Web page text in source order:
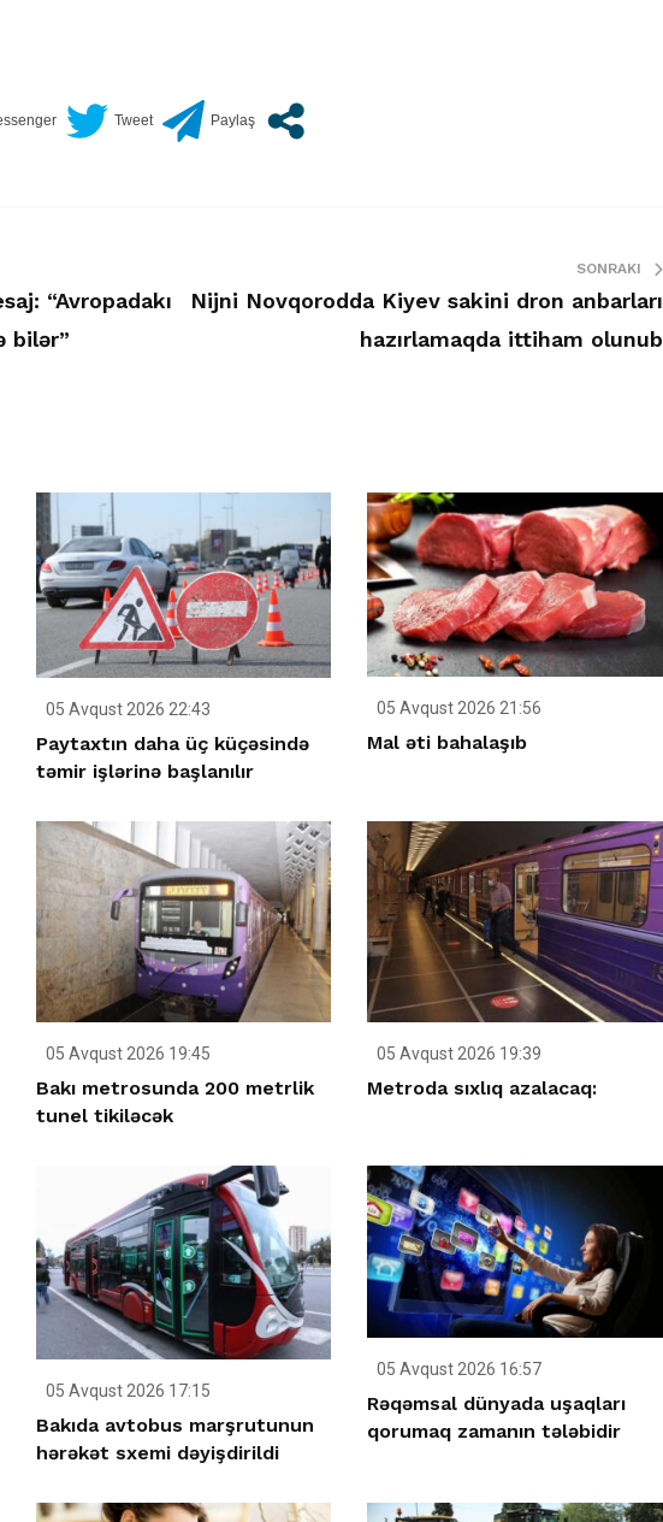
“Avropadakı
bilər”
SONRAKI
Nijni Novqorodda Kiyev sakini dron anbarları
hazırlamaqda ittiham olunub
05 Avqust 2026 22:43
Paytaxtın daha üç küçəsində
təmir işlərinə başlanılır
05 Avqust 2026 21:56
Mal əti bahalaşıb
05 Avqust 2026 19:45
Bakı metrosunda 200 metrlik
tunel tikiləcək
05 Avqust 2026 19:39
Metroda sıxlıq azalacaq:
05 Avqust 2026 17:15
Bakıda avtobus marşrutunun
hərəkət sxemi dəyişdirildi
05 Avqust 2026 16:57
Rəqəmsal dünyada uşaqları
qorumaq zamanın tələbidir